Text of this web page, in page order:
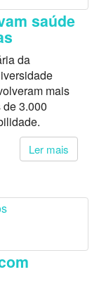
saúde
da
mais
3.000
Ler mais